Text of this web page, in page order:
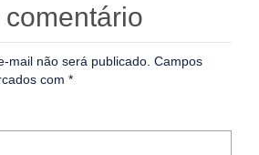
mail não será publicado. Campos
com *